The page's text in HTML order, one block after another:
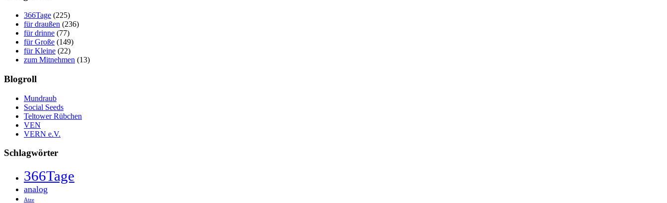
366Tage (225)
für draußen (236)
für drinne (77)
für Große (149)
für Kleine (22)
zum Mitnehmen (13)
Blogroll
Mundraub
Social Seeds
Teltower Rübchen
VEN
VERN e.V.
Schlagwörter
366Tage
analog
Atze